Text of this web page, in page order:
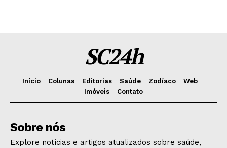
SC24h
Início Colunas Editorias Saúde Zodíaco
Web
Imóveis
Contato
Sobre nós
Explore notícias e artigos atualizados sobre saúde,